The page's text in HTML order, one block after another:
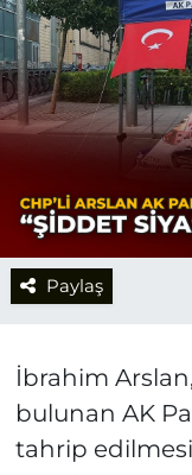
Paylaş
İbrahim
bulunan AK
tahrip